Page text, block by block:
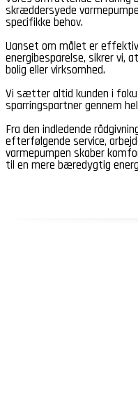
skræddersyede
specifikke behov.
Uanset om målet er
energibesparelse, sikrer vi,
bolig eller virksomhed.
Vi sætter altid kunden i
sparringspartner gennem
Fra den indledende
efterfølgende service,
varmepumpen skaber
til en mere bæredygtig